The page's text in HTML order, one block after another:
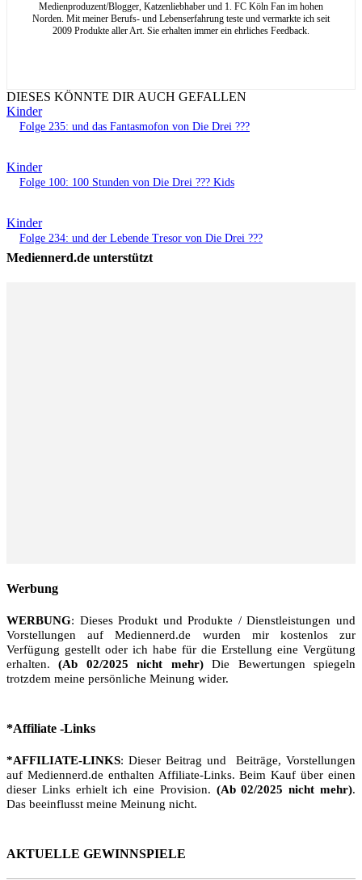
Medienproduzent/Blogger, Katzenliebhaber und 1. FC Köln Fan im hohen
Norden. Mit meiner Berufs- und Lebenserfahrung teste und vermarkte ich seit
2009 Produkte aller Art. Sie erhalten immer ein ehrliches Feedback.
DIESES KÖNNTE DIR AUCH GEFALLEN
Kinder
Folge 235: und das Fantasmofon von Die Drei ???
Kinder
Folge 100: 100 Stunden von Die Drei ??? Kids
Kinder
Folge 234: und der Lebende Tresor von Die Drei ???
Mediennerd.de unterstützt
Werbung
WERBUNG: Dieses Produkt und Produkte / Dienstleistungen und
Vorstellungen auf Mediennerd.de wurden mir kostenlos zur
Verfügung gestellt oder ich habe für die Erstellung eine Vergütung
erhalten.(Ab 02/2025 nicht mehr)Die Bewertungen spiegeln
trotzdem meine persönliche Meinung wider.
*Affiliate -Links
*AFFILIATE-LINKS: Dieser Beitrag und Beiträge, Vorstellungen
auf Mediennerd.de enthalten Affiliate-Links. Beim Kauf über einen
dieser Links erhielt ich eine Provision. (Ab 02/2025 nicht mehr).
Das beeinflusst meine Meinung nicht.
AKTUELLE GEWINNSPIELE